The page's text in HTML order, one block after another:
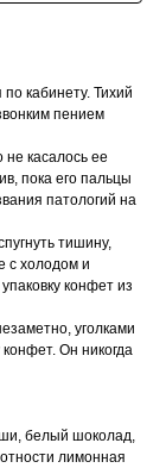
кабинету. Тихий
пением
не касалось ее
пока его пальцы
патологий на
тишину,
с холодом и
конфет из
уголками
Он никогда
белый шоколад,
лимонная